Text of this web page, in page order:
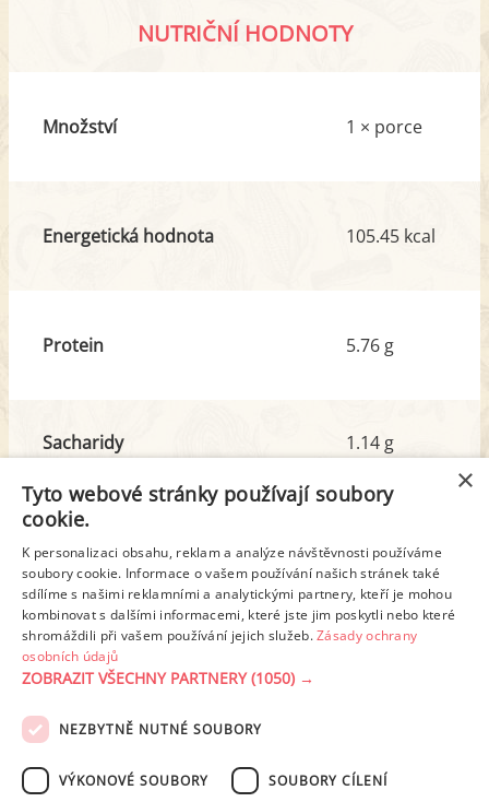
NUTRIČNÍ HODNOTY
Množství 1 × porce
Energetická hodnota 105.45 kcal
Protein 5.76 g
Sacharidy
z toho cukr
1.14 g
0.88 g
Tuk
z toho nas. mastné kyseliny
8.75 g
5.17 g
Detailní rozpis
PODMÍNKY UŽITÍ ZÁSADY OCHRANY OSOBNÍCH ÚDAJŮ
NASTAVENÍ COOKIES
×
Tyto webové stránky používají soubory
cookie.
K personalizaci obsahu, reklam a analýze návštěvnosti používáme
soubory cookie. Informace o vašem používání našich stránek také
sdílíme s našimi reklamními a analytickými partnery, kteří je mohou
kombinovat s dalšími informacemi, které jste jim poskytli nebo které
shromáždili při vašem používání jejich služeb.Zásady ochrany
osobních údajů
ZOBRAZIT VŠECHNY PARTNERY(1050) →
NEZBYTNĚ NUTNÉ SOUBORY
VÝKONOVÉ SOUBORY SOUBORY CÍLENÍ